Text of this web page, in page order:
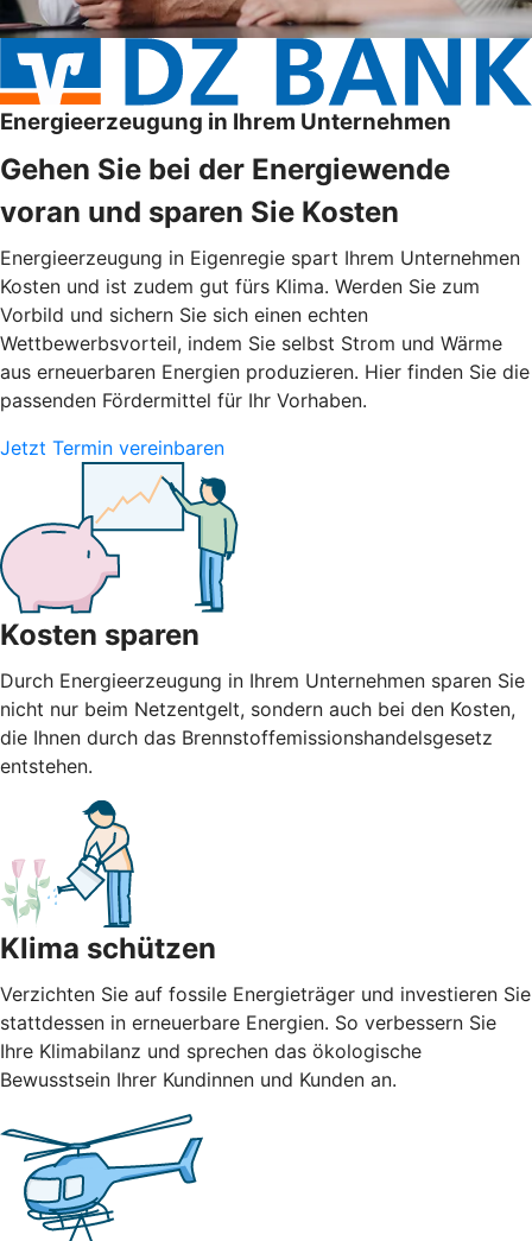
Energieerzeugung in Ihrem Unternehmen
Gehen Sie bei der Energiewende
voran und sparen Sie Kosten
Energieerzeugung in Eigenregie spart Ihrem Unternehmen
Kosten und ist zudem gut fürs Klima. Werden Sie zum
Vorbild und sichern Sie sich einen echten
Wettbewerbsvorteil, indem Sie selbst Strom und Wärme
aus erneuerbaren Energien produzieren. Hier finden Sie die
passenden Fördermittel für Ihr Vorhaben.
Jetzt Termin vereinbaren
Kosten sparen
Durch Energieerzeugung in Ihrem Unternehmen sparen Sie
nicht nur beim Netzentgelt, sondern auch bei den Kosten,
die Ihnen durch das Brennstoffemissionshandelsgesetz
entstehen.
Klima schützen
Verzichten Sie auf fossile Energieträger und investieren Sie
stattdessen in erneuerbare Energien. So verbessern Sie
Ihre Klimabilanz und sprechen das ökologische
Bewusstsein Ihrer Kundinnen und Kunden an.